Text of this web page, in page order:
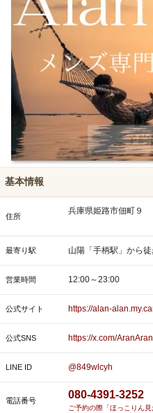
基本情報
住所
兵庫県姫路市佃町９
最寄り駅 山陽「手柄駅」から
営業時間 12:00～23:00
公式サイト https://alan-
公式SNS https://x.com/
LINE ID @849wlcyh
電話番号 080-4391-3252
ご予約の際「ほっこりん